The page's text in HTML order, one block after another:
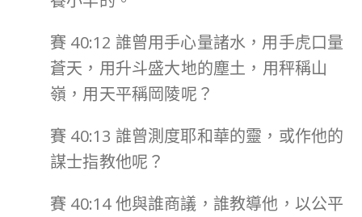
賽 40:12 誰曾用手心量諸水，用手虎口量
蒼天，用升斗盛大地的塵土，用秤稱山
嶺，用天平稱岡陵呢？
賽 40:13 誰曾測度耶和華的靈，或作他的
謀士指教他呢？
賽 40:14 他與誰商議，誰教導他，以公平